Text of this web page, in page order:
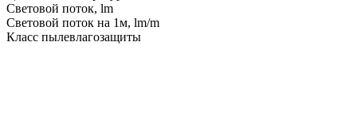
Световой поток, lm
Световой поток на 1м, lm/m
Класс пылевлагозащиты